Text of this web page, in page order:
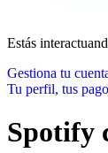
Estás
Gestiona tu
Tu perfil, tus
Spotify